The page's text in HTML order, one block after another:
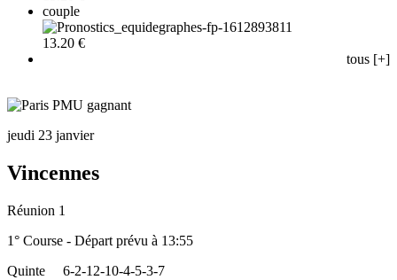
couple
13.20 €
tous [+]
jeudi 23 janvier
Vincennes
Réunion 1
1° Course - Départ prévu à 13:55
Quinte
6-2-12-10-4-5-3-7